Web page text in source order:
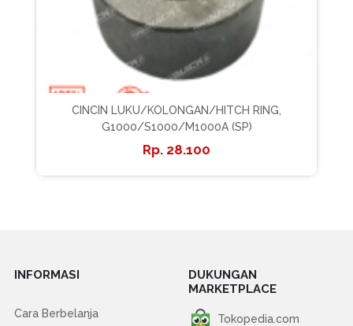
CINCIN LUKU/KOLONGAN/HITCH RING,
G1000/S1000/M1000A (SP)
28.100
INFORMASI
Cara Berbelanja
DUKUNGAN
MARKETPLACE
Tokopedia.com